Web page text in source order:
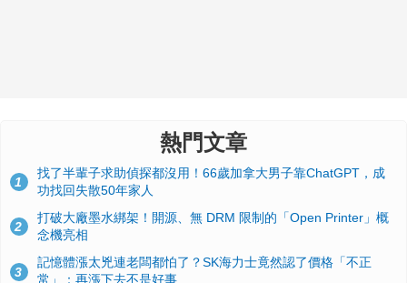
熱門文章
1
找了半輩子求助偵探都沒用！66歲加拿大男子靠ChatGPT，成
功找回失散50年家人
2
打破大廠墨水綁架！開源、無 DRM 限制的「Open Printer」概
念機亮相
3
記憶體漲太兇連老闆都怕了？SK海力士竟然認了價格「不正
常」：再漲下去不是好事